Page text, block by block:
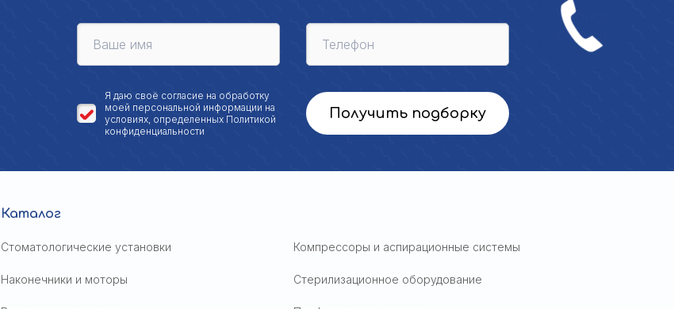
Я даю своё согласие на обработку
моей персональной информации на
условиях, определенных Политикой
конфиденциальности
Получить подборку
Каталог
Стоматологические установки Компрессоры и аспирационные системы
Наконечники и моторы Стерилизационное оборудование
Звонок
сейчас